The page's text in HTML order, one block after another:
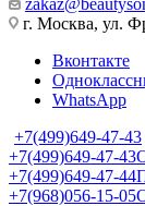
г. Москва, ул.
Вконтакте
WhatsApp
+7(499)649-47-43
+7(499)649-47-43
+7(499)649-47-44
+7(968)056-15-05